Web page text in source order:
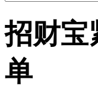
招财宝
单